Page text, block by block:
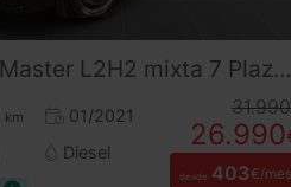
Master L2H2 mixta 7 Plazas/carga 2.3 dCi 135CV
km
01/2021
Diesel
31.990
26.990
desde 403€/mes